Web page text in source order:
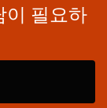
이 필요하